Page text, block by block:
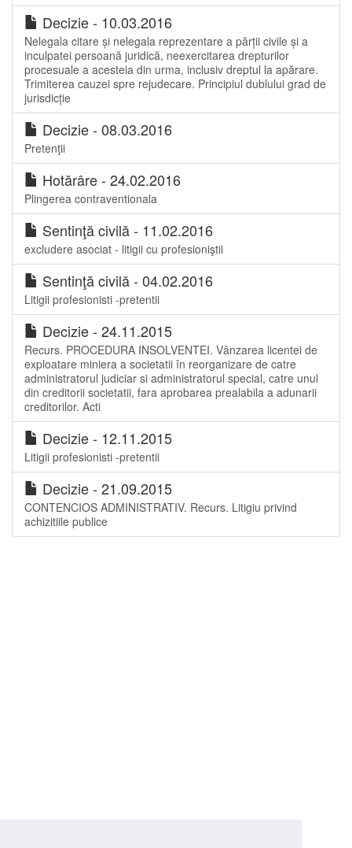
Decizie - 10.03.2016
Nelegala citare și nelegala reprezentare a părții civile și a
inculpatei persoană juridică, neexercitarea drepturilor
procesuale a acesteia din urma, inclusiv dreptul la apărare.
Trimiterea cauzei spre rejudecare. Principiul dublului grad de
jurisdicție
Decizie - 08.03.2016
Pretenţii
Hotărâre - 24.02.2016
Plingerea contraventionala
Sentinţă civilă - 11.02.2016
excludere asociat - litigii cu profesioniştii
Sentinţă civilă - 04.02.2016
Litigii profesionisti -pretentii
Decizie - 24.11.2015
Recurs. PROCEDURA INSOLVENTEI. Vânzarea licentei de
exploatare miniera a societatii în reorganizare de catre
administratorul judiciar si administratorul special, catre unul
din creditorii societatii, fara aprobarea prealabila a adunarii
creditorilor. Acti
Decizie - 12.11.2015
Litigii profesionisti -pretentii
Decizie - 21.09.2015
CONTENCIOS ADMINISTRATIV. Recurs. Litigiu privind
achizitiile publice